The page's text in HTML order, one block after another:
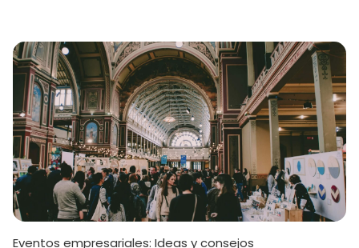
Eventos empresariales: Ideas y consejos